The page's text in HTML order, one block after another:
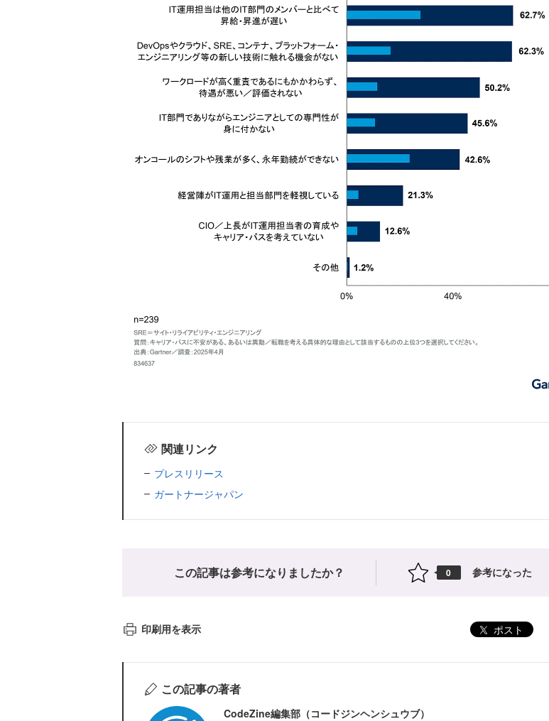
関連リンク
プレスリリース
ガートナージャパン
この記事は参考になりましたか？ 0 参考になった
印刷用を表示 ポスト
この記事の著者
CodeZine編集部（コードジンヘンシュウブ）